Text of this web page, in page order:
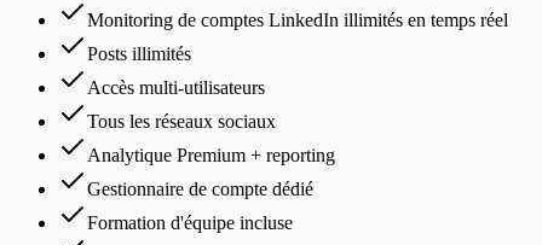
Monitoring de comptes LinkedIn illimités en temps réel
Posts illimités
Accès multi-utilisateurs
Tous les réseaux sociaux
Analytique Premium + reporting
Gestionnaire de compte dédié
Formation d'équipe incluse